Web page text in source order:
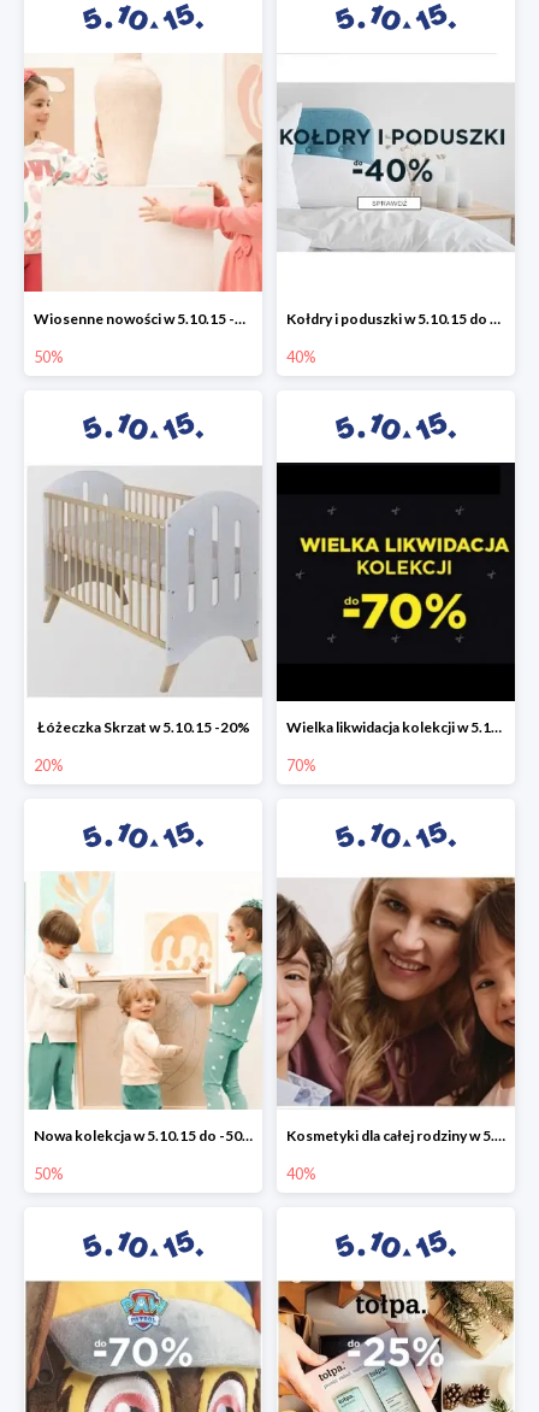
Wiosenne nowości w 5.10.15 -50%
50%
Kołdry i poduszki w 5.10.15 do -40%
40%
Łóżeczka Skrzat w 5.10.15 -20%
20%
Wielka likwidacja kolekcji w 5.10.15 do -70%
70%
Nowa kolekcja w 5.10.15 do -50%
50%
Kosmetyki dla całej rodziny w 5.10.15 do -40%
40%